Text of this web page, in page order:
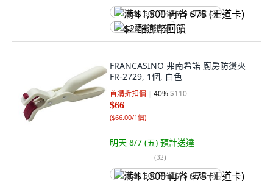
满 $1,500 再省 $75 (王道卡)
$2 酷澎幣回饋
FRANCASINO 弗南希諾 廚房防燙夾
FR-2729, 1個, 白色
首購折扣價 40%$110
$66
($66.00/1個)
明天 8/7 (五) 預計送達
(32)
满 $1,500 再省 $75 (王道卡)